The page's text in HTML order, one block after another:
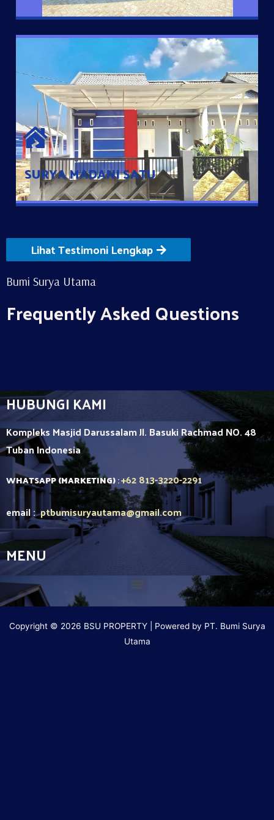
SURYA MADANI SATU
SURYA MADANI SATU
Satu-satunya Hunian nyaman dengan harga subsidi hanya 100
jutaan dengan lokasi strategis di Tuban
Lihat Testimoni Lengkap
Bumi Surya Utama
Frequently Asked Questions
HUBUNGI KAMI
Kompleks Masjid Darussalam Jl. Basuki Rachmad NO. 48
TubanIndonesia
WHATSAPP (MARKETING):+62 813-3220-2291
email :ptbumisuryautama@gmail.com
MENU
Copyright © 2026 BSU PROPERTY | Powered by PT. Bumi Surya
Utama